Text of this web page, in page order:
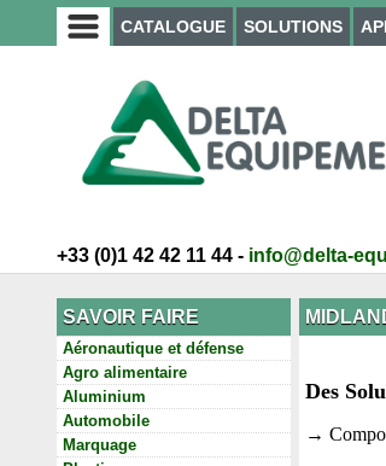
CATALOGUE SOLUTIONS
+33 (0)1 42 42 11 44 - info@delta-
SAVOIR FAIRE
Aéronautique et défense
Agro alimentaire
Aluminium
Automobile
Marquage
Des
→